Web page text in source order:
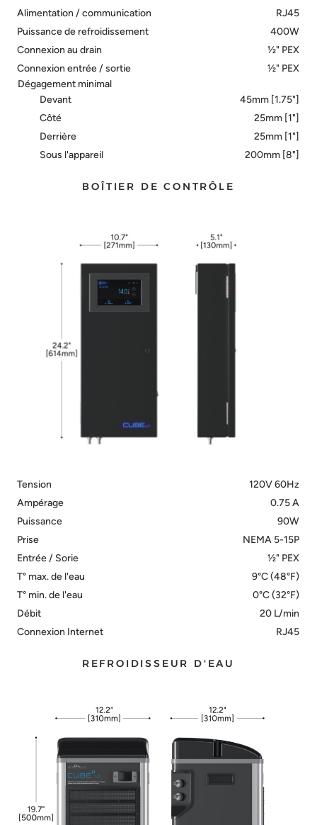
Alimentation / communication
RJ45
Puissance de refroidissement
400W
Connexion au drain
½" PEX
Connexion entrée / sortie
½" PEX
Dégagement minimal
Devant
45mm [1.75"]
Côté
25mm [1"]
Derrière
25mm [1"]
Sous l'appareil
200mm [8"]
BOÎTIER DE CONTRÔLE
Tension
120V 60Hz
Ampérage
0.75 A
Puissance
90W
Prise
NEMA 5-15P
Entrée / Sorie
½" PEX
T° max. de l'eau
9°C (48°F)
T° min. de l'eau
0°C (32°F)
Débit
20 L/min
Connexion Internet
RJ45
REFROIDISSEUR D'EAU